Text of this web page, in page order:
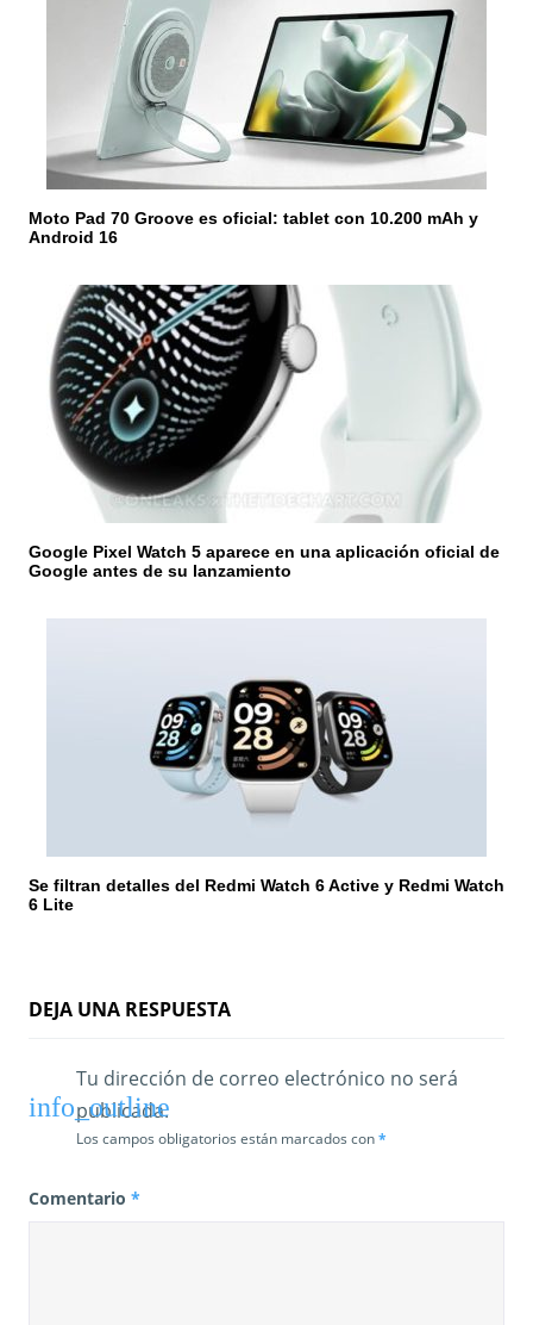
a
d
Moto Pad 70 Groove es oficial: tablet con 10.200 mAh y
Android 16
Google Pixel Watch 5 aparece en una aplicación oficial de
Google antes de su lanzamiento
Se filtran detalles del Redmi Watch 6 Active y Redmi Watch
6 Lite
DEJA UNA RESPUESTA
Tu dirección de correo electrónico no será
publicada.
Los campos obligatorios están marcados con*
Comentario *